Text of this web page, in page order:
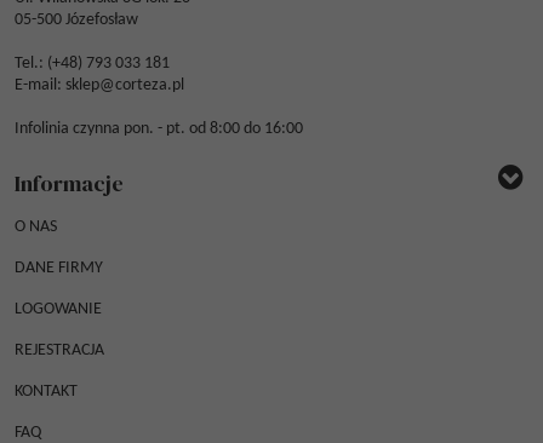
05-500 Józefosław
Tel.: (+48) 793 033 181
E-mail: sklep@corteza.pl
Infolinia czynna pon. - pt. od 8:00 do 16:00
Informacje
O NAS
DANE FIRMY
LOGOWANIE
REJESTRACJA
KONTAKT
FAQ